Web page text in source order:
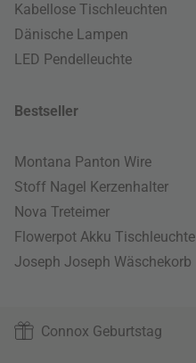
Kabellose Tischleuchten
Dänische Lampen
LED Pendelleuchte
Bestseller
Montana Panton Wire
Stoff Nagel Kerzenhalter
Nova Treteimer
Flowerpot Akku Tischleuchte
Joseph Joseph Wäschekorb
Connox Geburtstag